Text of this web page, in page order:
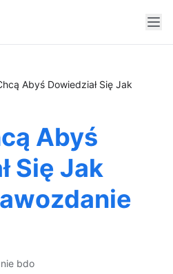
Abyś Dowiedział Się Jak
Abyś
Się Jak
bdo